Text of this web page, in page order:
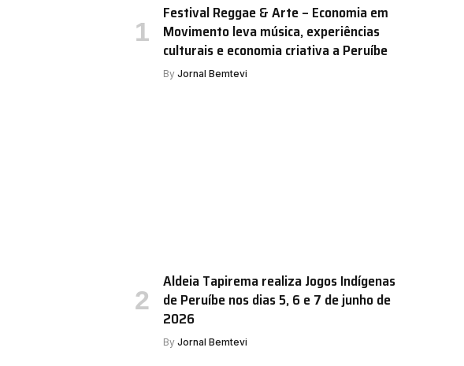
Festival Reggae & Arte – Economia em
Movimento leva música, experiências
culturais e economia criativa a Peruíbe
By Jornal Bemtevi
Aldeia Tapirema realiza Jogos Indígenas
de Peruíbe nos dias 5, 6 e 7 de junho de
2026
By Jornal Bemtevi